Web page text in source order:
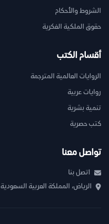
الشروط والأحكام
حقوق الملكية الفكرية
أقسام الكتب
الروايات العالمية المترجمة
روايات عربية
تنمية بشرية
كتب حصرية
تواصل معنا
اتصل بنا
الرياض، المملكة العربية السعودية